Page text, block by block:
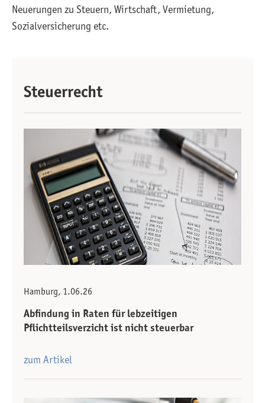
Neuerungen zu Steuern, Wirtschaft, Vermietung,
Sozialversicherung etc.
Steuerrecht
Hamburg, 1.06.26
Abfindung in Raten für lebzeitigen
Pflichtteilsverzicht ist nicht steuerbar
zum Artikel